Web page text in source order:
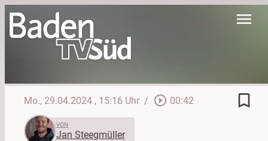
menu
Mo., 29.04.2024 , 15:16 Uhr / play_circle_outline 00:42 bookmark_border
VON
Jan Steegmüller